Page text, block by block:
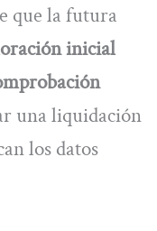
que la futura
inicial
una liquidación
los datos